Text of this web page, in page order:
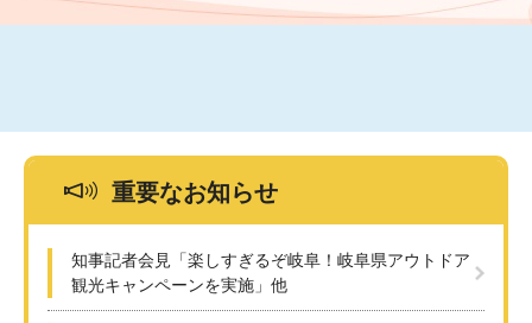
重要なお知らせ
知事記者会見「楽しすぎるぞ岐阜！岐阜県アウトドア
観光キャンペーンを実施」他